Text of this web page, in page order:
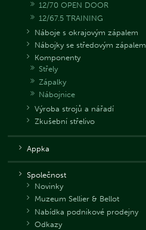
12/70 OPEN DOOR
12/67.5 TRAINING
Náboje s okrajovým zápalem
Nábojky se středovým zápalem
Komponenty
Střely
Zápalky
Nábojnice
Výroba strojů a nářadí
Zkušební střelivo
Appka
Společnost
Novinky
Muzeum Sellier & Bellot
Nabídka podnikové prodejny
Odkazy